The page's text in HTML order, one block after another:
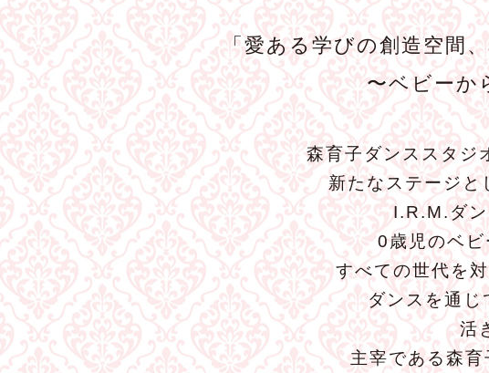
「愛ある学びの創造空間
〜ベビーか
森育子ダンススタジ
新たなステージと
I.R.M.ダ
0歳児のベ
すべての世代を
ダンスを通
活
主宰である森